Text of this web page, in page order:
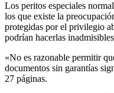
Los peritos especiales
los que existe la
protegidas por el privilegio
podrían hacerlas
«No es razonable permitir
documentos sin garantías
27 páginas.